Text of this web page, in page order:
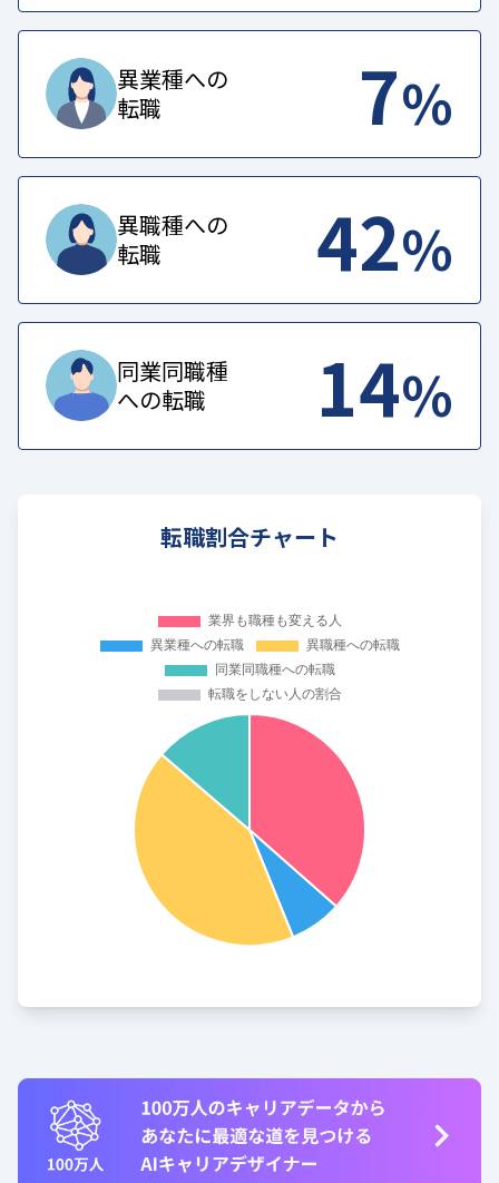
異業種への
転職
7%
異職種への
転職
42%
同業同職種
への転職
14%
転職割合チャート